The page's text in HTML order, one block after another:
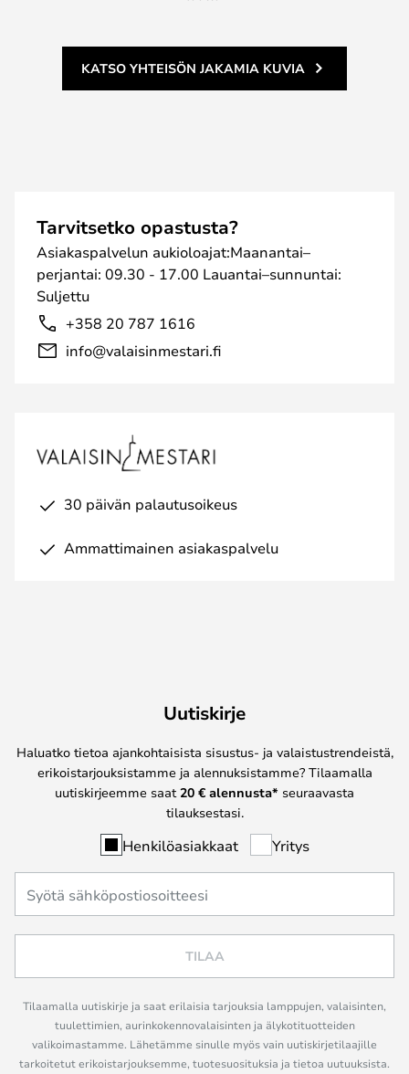
KATSO YHTEISÖN JAKAMIA KUVIA
Tarvitsetko opastusta?
Asiakaspalvelun aukioloajat:Maanantai–
perjantai: 09.30 - 17.00 Lauantai–sunnuntai:
Suljettu
+358 20 787 1616
info@valaisinmestari.fi
30 päivän palautusoikeus
Ammattimainen asiakaspalvelu
Uutiskirje
Haluatko tietoa ajankohtaisista sisustus- ja valaistustrendeistä,
erikoistarjouksistamme ja alennuksistamme? Tilaamalla
uutiskirjeemme saat 20 € alennusta* seuraavasta
tilauksestasi.
Henkilöasiakkaat Yritys
TILAA
Tilaamalla uutiskirje ja saat erilaisia tarjouksia lamppujen, valaisinten,
tuulettimien, aurinkokennovalaisinten ja älykotituotteiden
valikoimastamme. Lähetämme sinulle myös vain uutiskirjetilaajille
tarkoitetut erikoistarjouksemme, tuotesuosituksia ja tietoa uutuuksista.